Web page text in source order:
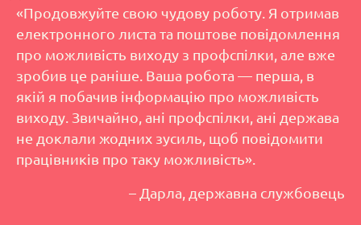
«Продовжуйте свою чудову роботу. Я отримав
електронного листа та поштове повідомлення
про можливість виходу з профспілки, але вже
зробив це раніше. Ваша робота — перша, в
якій я побачив інформацію про можливість
виходу. Звичайно, ані профспілки, ані держава
не доклали жодних зусиль, щоб повідомити
працівників про таку можливість».
– Дарла, державна службовець